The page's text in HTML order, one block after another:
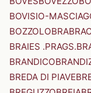
BOVISIO-
BOZZOLOBRA
BRAIES .PRAGS.
BRANDICO
BREDA DI PIAVE